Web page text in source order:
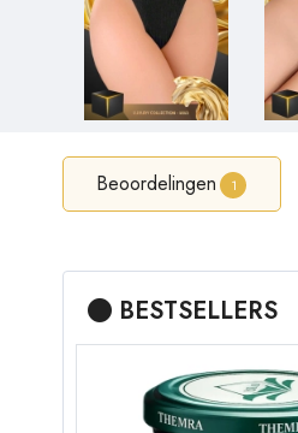
Beoordelingen 1
BESTSELLERS